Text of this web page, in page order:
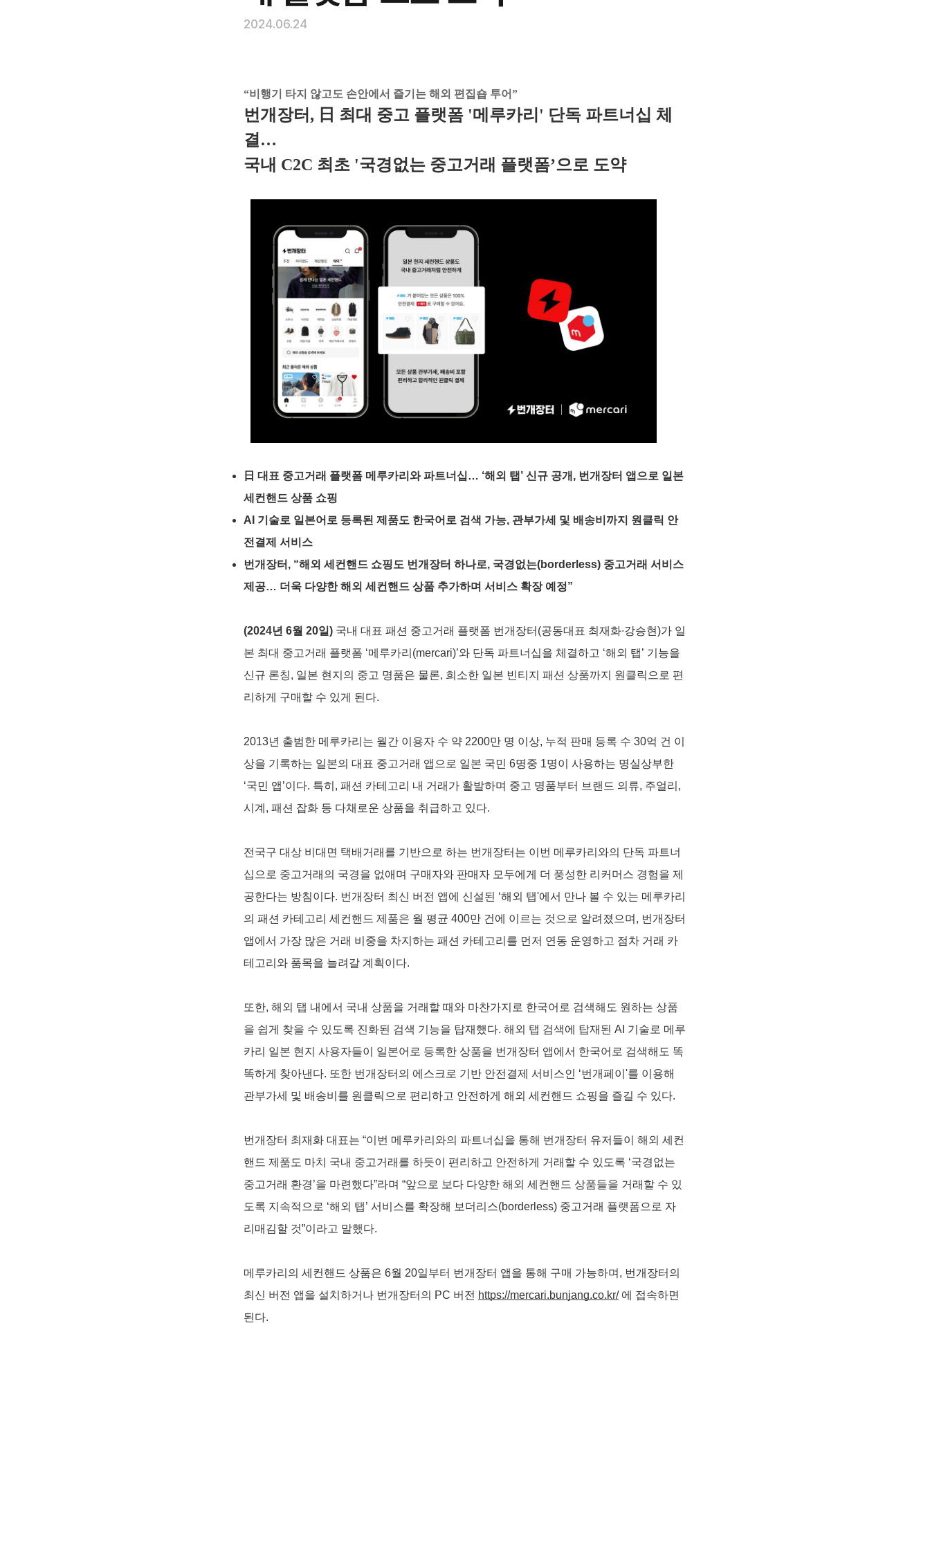
2024.06.24
“비행기 타지 않고도 손안에서 즐기는 해외 편집숍 투어”
번개장터, 日 최대 중고 플랫폼 '메루카리' 단독 파트너십 체
결…
국내 C2C 최초 '국경없는 중고거래 플랫폼’으로 도약
日 대표 중고거래 플랫폼 메루카리와 파트너십… ‘해외 탭’ 신규 공개, 번개장터 앱으로 일본
세컨핸드 상품 쇼핑
AI 기술로 일본어로 등록된 제품도 한국어로 검색 가능, 관부가세 및 배송비까지 원클릭 안
전결제 서비스
번개장터, “해외 세컨핸드 쇼핑도 번개장터 하나로, 국경없는(borderless) 중고거래 서비스
제공… 더욱 다양한 해외 세컨핸드 상품 추가하며 서비스 확장 예정”
(2024년 6월 20일) 국내 대표 패션 중고거래 플랫폼 번개장터(공동대표 최재화∙강승현)가 일
본 최대 중고거래 플랫폼 ‘메루카리(mercari)’와 단독 파트너십을 체결하고 ‘해외 탭’ 기능을
신규 론칭, 일본 현지의 중고 명품은 물론, 희소한 일본 빈티지 패션 상품까지 원클릭으로 편
리하게 구매할 수 있게 된다.
2013년 출범한 메루카리는 월간 이용자 수 약 2200만 명 이상, 누적 판매 등록 수 30억 건 이
상을 기록하는 일본의 대표 중고거래 앱으로 일본 국민 6명중 1명이 사용하는 명실상부한
‘국민 앱’이다. 특히, 패션 카테고리 내 거래가 활발하며 중고 명품부터 브랜드 의류, 주얼리,
시계, 패션 잡화 등 다채로운 상품을 취급하고 있다.
전국구 대상 비대면 택배거래를 기반으로 하는 번개장터는 이번 메루카리와의 단독 파트너
십으로 중고거래의 국경을 없애며 구매자와 판매자 모두에게 더 풍성한 리커머스 경험을 제
공한다는 방침이다. 번개장터 최신 버전 앱에 신설된 ‘해외 탭'에서 만나 볼 수 있는 메루카리
의 패션 카테고리 세컨핸드 제품은 월 평균 400만 건에 이르는 것으로 알려졌으며, 번개장터
앱에서 가장 많은 거래 비중을 차지하는 패션 카테고리를 먼저 연동 운영하고 점차 거래 카
테고리와 품목을 늘려갈 계획이다.
또한, 해외 탭 내에서 국내 상품을 거래할 때와 마찬가지로 한국어로 검색해도 원하는 상품
을 쉽게 찾을 수 있도록 진화된 검색 기능을 탑재했다. 해외 탭 검색에 탑재된 AI 기술로 메루
카리 일본 현지 사용자들이 일본어로 등록한 상품을 번개장터 앱에서 한국어로 검색해도 똑
똑하게 찾아낸다. 또한 번개장터의 에스크로 기반 안전결제 서비스인 ‘번개페이'를 이용해
관부가세 및 배송비를 원클릭으로 편리하고 안전하게 해외 세컨핸드 쇼핑을 즐길 수 있다.
번개장터 최재화 대표는 “이번 메루카리와의 파트너십을 통해 번개장터 유저들이 해외 세컨
핸드 제품도 마치 국내 중고거래를 하듯이 편리하고 안전하게 거래할 수 있도록 ‘국경없는
중고거래 환경’을 마련했다”라며 “앞으로 보다 다양한 해외 세컨핸드 상품들을 거래할 수 있
도록 지속적으로 ‘해외 탭’ 서비스를 확장해 보더리스(borderless) 중고거래 플랫폼으로 자
리매김할 것”이라고 말했다.
메루카리의 세컨핸드 상품은 6월 20일부터 번개장터 앱을 통해 구매 가능하며, 번개장터의
최신 버전 앱을 설치하거나 번개장터의 PC 버전 https://mercari.bunjang.co.kr/ 에 접속하면
된다.